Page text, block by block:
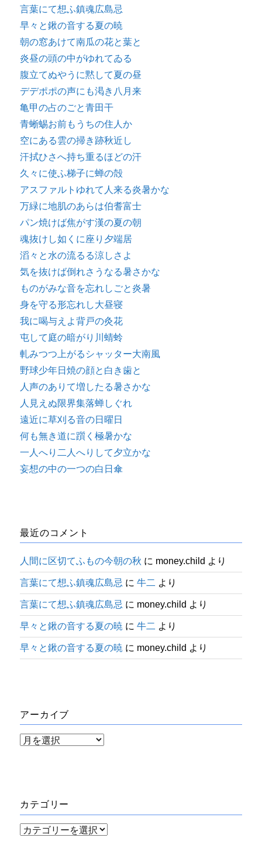
言葉にて想ふ鎮魂広島忌
早々と鍬の音する夏の暁
朝の窓あけて南瓜の花と葉と
炎昼の頭の中がゆれてゐる
腹立てぬやうに黙して夏の昼
デデポポの声にも渇き八月来
亀甲の占のごと青田干
青蜥蜴お前もうちの住人か
空にある雲の掃き跡秋近し
汗拭ひさへ持ち重るほどの汗
久々に使ふ梯子に蝉の殻
アスファルトゆれて人来る炎暑かな
万緑に地肌のあらは伯耆富士
パン焼けば焦がす漢の夏の朝
魂抜けし如くに座り夕端居
滔々と水の流るる涼しさよ
気を抜けば倒れさうなる暑さかな
ものがみな音を忘れしごと炎暑
身を守る形忘れし大昼寝
我に喝与えよ背戸の灸花
屯して庭の暗がり川蜻蛉
軋みつつ上がるシャッター大南風
野球少年日焼の顔と白き歯と
人声のありて増したる暑さかな
人見えぬ限界集落蝉しぐれ
遠近に草刈る音の日曜日
何も無き道に躓く極暑かな
一人へり二人へりして夕立かな
妄想の中の一つの白日傘
最近のコメント
人間に区切てふもの今朝の秋 に money.child より
言葉にて想ふ鎮魂広島忌 に牛二 より
言葉にて想ふ鎮魂広島忌 に money.child より
早々と鍬の音する夏の暁 に牛二 より
早々と鍬の音する夏の暁 に money.child より
アーカイブ
ア
ブ
カテゴリー
カ